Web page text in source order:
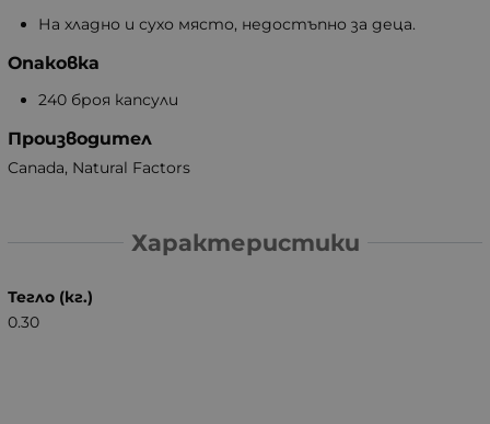
На хладно и сухо място, недостъпно за деца.
Опаковка
240 броя капсули
Производител
Canada, Natural Factors
Характеристики
Тегло (кг.)
0.30